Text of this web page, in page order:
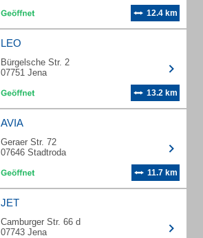
12.4 km
LEO
Bürgelsche Str. 2
07751 Jena
13.2 km
AVIA
Geraer Str. 72
07646 Stadtroda
11.7 km
JET
Camburger Str. 66 d
07743 Jena